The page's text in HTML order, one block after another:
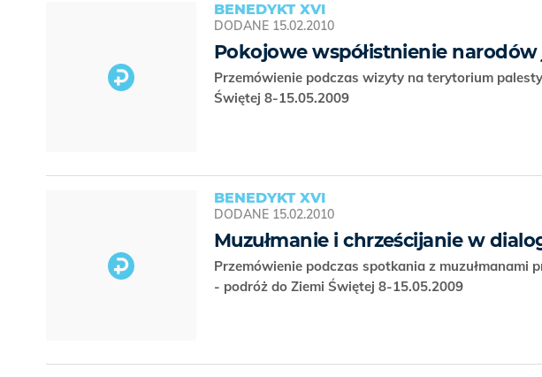
BENEDYKT XVI
DODANE 15.02.2010
Pokojowe współistnienie
Przemówienie podczas wizyty na terytorium
Świętej 8-15.05.2009
BENEDYKT XVI
DODANE 15.02.2010
Muzułmanie i chrześcijanie w
Przemówienie podczas spotkania z muzułmanami
- podróż do Ziemi Świętej 8-15.05.2009